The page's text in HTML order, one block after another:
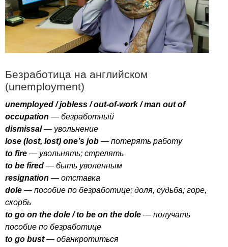
Безработица на английском
(unemployment)
unemployed /jobless /out-of-work/man out of
occupation — безработный
dismissal— увольнение
lose (lost, lost) one’s job — потерять работу
to fire — увольнять; стрелять
to be fired — быть уволенным
resignation — отставка
dole — пособие по безработице; доля, судьба; горе,
скорбь
to go on the dole /to be on the dole — получать
пособие по безработице
to go bust— обанкротиться